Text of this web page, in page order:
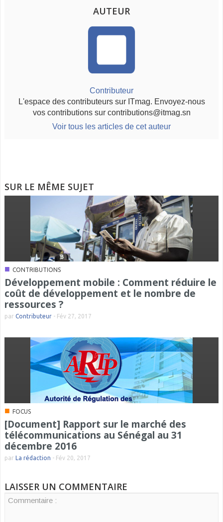
AUTEUR
Contributeur
L'espace des contributeurs sur ITmag. Envoyez-nous
vos contributions sur contributions@itmag.sn
Voir tous les articles de cet auteur
SUR LE MÊME SUJET
■ CONTRIBUTIONS
Développement mobile : Comment réduire le
coût de développement et le nombre de
ressources ?
par Contributeur - Fév 27, 2017
■ FOCUS
[Document] Rapport sur le marché des
télécommunications au Sénégal au 31
décembre 2016
par La rédaction - Fév 20, 2017
LAISSER UN COMMENTAIRE